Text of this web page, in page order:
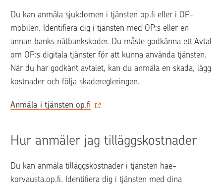
Du kan anmäla sjukdomen i tjänsten op.fi eller i OP-
mobilen. Identifiera dig i tjänsten med OP:s eller en
annan banks nätbankskoder. Du måste godkänna ett Avtal
om OP:s digitala tjänster för att kunna använda tjänsten.
När du har godkänt avtalet, kan du anmäla en skada, lägg
kostnader och följa skaderegleringen.
Anmäla i tjänsten op.fi‍
Hur anmäler jag tilläggskostnader
Du kan anmäla tilläggskostnader i tjänsten hae-
korvausta.op.fi. Identifiera dig i tjänsten med dina